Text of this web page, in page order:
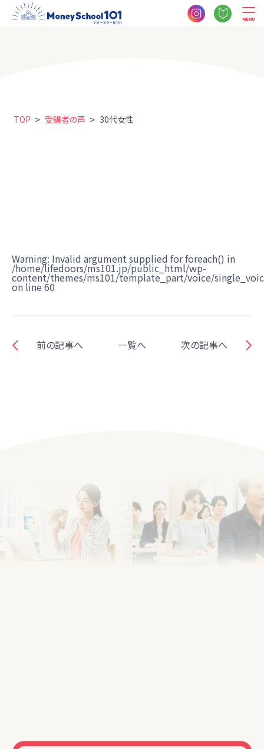
MENU
TOP > 受講者の声 > 30代女性
Warning: Invalid argument supplied for foreach() in
/home/lifedoors/ms101.jp/public_html/wp-
content/themes/ms101/template_part/voice/
on line 60
前の記事へ 一覧へ 次の記事へ